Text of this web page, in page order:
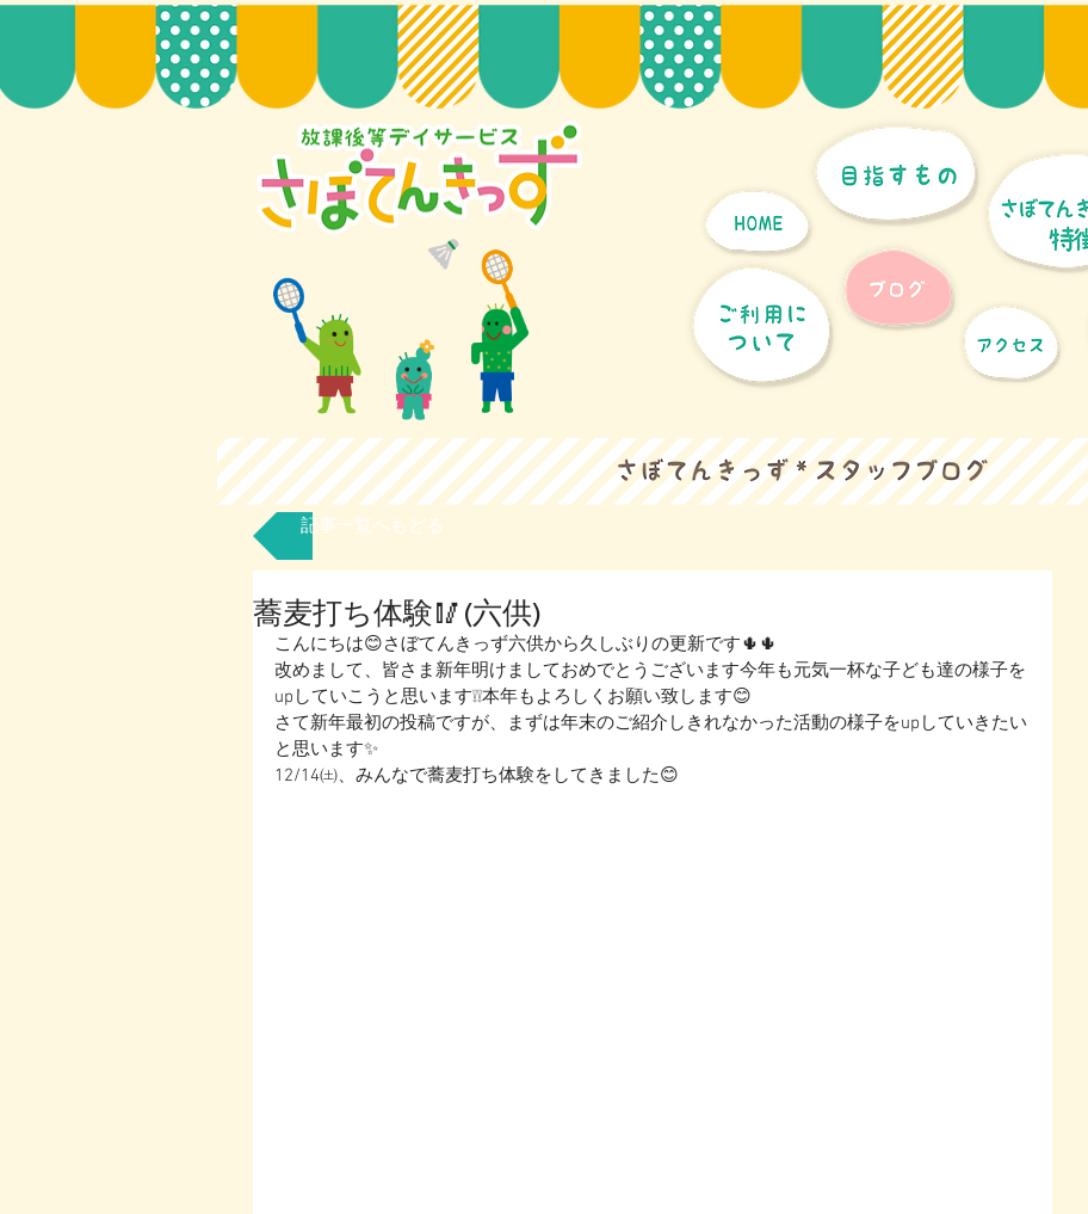
記事一覧へもどる
蕎麦打ち体験🥢(六供)
こんにちは😊さぼてんきっず六供から久しぶりの更新です🌵🌵
改めまして、皆さま新年明けましておめでとうございます今年も元気一杯な子ども達の様子を
upしていこうと思います❕❕本年もよろしくお願い致します😊
さて新年最初の投稿ですが、まずは年末のご紹介しきれなかった活動の様子をupしていきたい
と思います✨
12/14㈯、みんなで蕎麦打ち体験をしてきました😊